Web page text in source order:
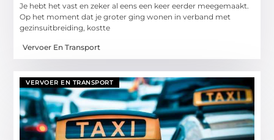
Je hebt het vast en zeker al eens een keer eerder meegemaakt.
Op het moment dat je groter ging wonen in verband met
gezinsuitbreiding, kostte
Vervoer En Transport
VERVOER EN TRANSPORT